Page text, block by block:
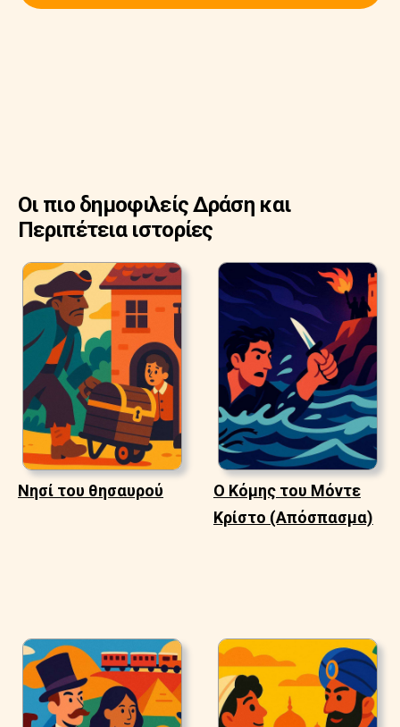
Οι πιο δημοφιλείς Δράση και
Περιπέτεια ιστορίες
Νησί του θησαυρού
Ο Κόμης του Μόντε
Κρίστο (Απόσπασμα)